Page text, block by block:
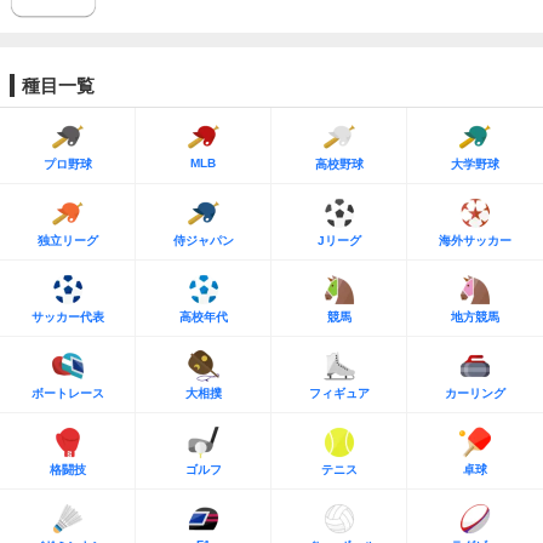
種目一覧
プロ野球 MLB 高校野球 大学野球
独立リーグ 侍ジャパン Jリーグ 海外サッカー
サッカー代表 高校年代 競馬 地方競馬
ボートレース 大相撲 フィギュア カーリング
格闘技 ゴルフ テニス 卓球